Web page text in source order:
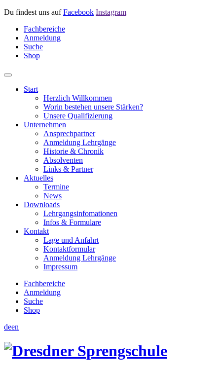
Du findest uns aufFacebook Instagram
Fachbereiche
Anmeldung
Suche
Shop
Start
Herzlich Willkommen
Worin bestehen unsere Stärken?
Unsere Qualifizierung
Unternehmen
Ansprechpartner
Anmeldung Lehrgänge
Historie & Chronik
Absolventen
Links & Partner
Aktuelles
Termine
News
Downloads
Lehrgangsinfomationen
Infos & Formulare
Kontakt
Lage und Anfahrt
Kontaktformular
Anmeldung Lehrgänge
Impressum
Fachbereiche
Anmeldung
Suche
Shop
deen